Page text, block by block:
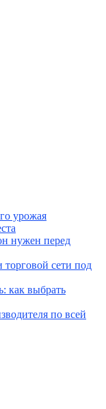
урожая
нужен перед
сети под
как выбрать
по всей